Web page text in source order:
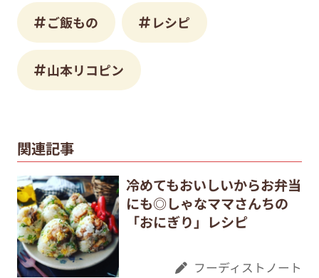
ご飯もの レシピ
山本リコピン
関連記事
冷めてもおいしいからお弁当
にも◎しゃなママさんちの
「おにぎり」レシピ
フーディストノート